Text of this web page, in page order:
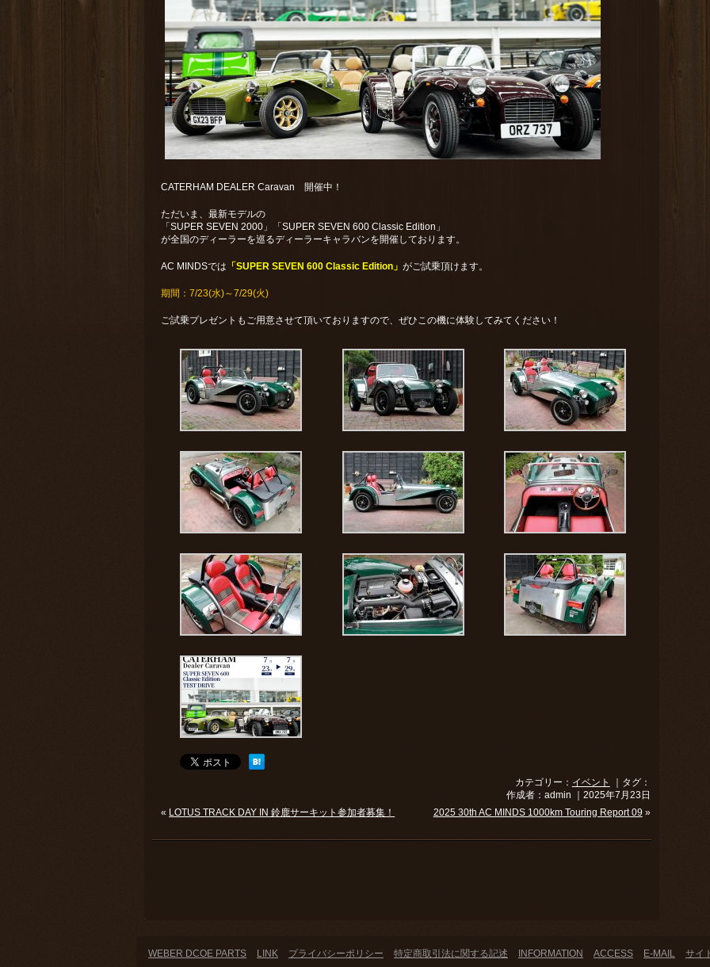
CATERHAM DEALER Caravan 開催中！
ただいま、最新モデルの
「SUPER SEVEN 2000」「SUPER SEVEN 600 Classic Edition」
が全国のディーラーを巡るディーラーキャラバンを開催しております。
AC MINDSでは 「SUPER SEVEN 600 Classic Edition」がご試乗頂けます。
期間：7/23(水)～7/29(火)
ご試乗プレゼントもご用意させて頂いておりますので、ぜひこの機に体験してみてください！
カテゴリー： イベント
｜タグ：
作成者：admin ｜2025年7月23日
« LOTUS TRACK DAY IN 鈴鹿サーキット参加者募集！ 2025 30th AC MINDS 1000km Touring Report 09 »
WEBER DCOE PARTS LINK プライバシーポリシー 特定商取引法に関する記述 INFORMATION ACCESS E-MAIL サイ